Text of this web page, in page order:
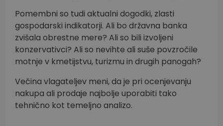
Pomembni so tudi aktualni dogodki, zlasti
gospodarski indikatorji. Ali bo državna banka
zvišala obrestne mere? Ali so bili izvoljeni
konzervativci? Ali so nevihte ali suše povzročile
motnje v kmetijstvu, turizmu in drugih panogah?
Večina vlagateljev meni, da je pri ocenjevanju
nakupa ali prodaje najbolje uporabiti tako
tehnično kot temeljno analizo.